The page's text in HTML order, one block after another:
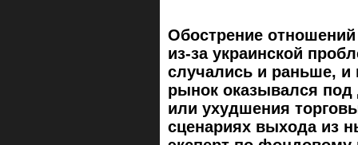
Обострение
из-за украинской
случались и раньше, и
рынок оказывался
или ухудшения
сценариях выхода из